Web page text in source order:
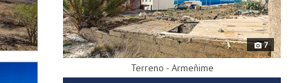
7
Terreno - Armeñime